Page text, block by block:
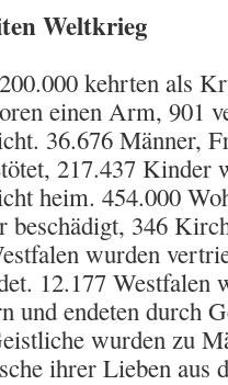
Weltkrieg
kehrten als
einen Arm, 901
36.676 Männer,
217.437 Kinder
heim. 454.000
beschädigt, 346
wurden
12.177 Westfalen
und endeten durch
wurden zu
ihrer Lieben aus